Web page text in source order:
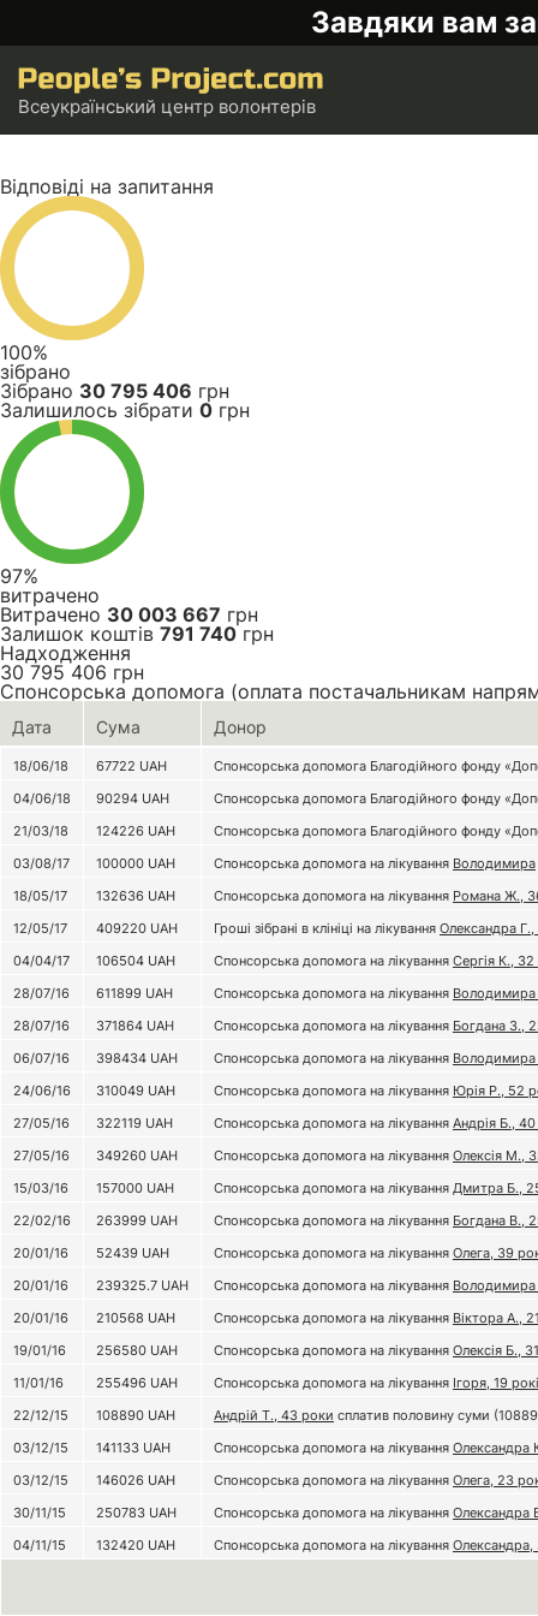
Завдяки вам
Всеукраїнський центр волонтерів
Відповіді на запитання
100%
зібрано
Зібрано 30 795 406 грн
Залишилось зібрати 0 грн
97%
витрачено
Витрачено 30 003 667 грн
Залишок коштів 791 740грн
Надходження
30 795 406 грн
Спонсорська допомога (оплата постачальникам
Дата Сума Донор
18/06/18 67722 UAH Спонсорська допомога Благодійного фонду
04/06/18
90294 UAH Спонсорська допомога Благодійного фонду
21/03/18
124226 UAH Спонсорська допомога Благодійного фонду
03/08/17
100000 UAH Спонсорська допомога на лікування Володимира
18/05/17
132636 UAH Спонсорська допомога на лікування Романа Ж.,
12/05/17
409220 UAH Гроші зібрані в клініці на лікування Олександра Г.,
04/04/17
106504 UAH Спонсорська допомога на лікування Сергія К.,
28/07/16
611899 UAH Спонсорська допомога на лікування Володимира
28/07/16
371864 UAH Спонсорська допомога на лікування Богдана З.,
06/07/16
398434 UAH Спонсорська допомога на лікування Володимира
24/06/16
310049 UAH Спонсорська допомога на лікування Юрія Р., 52
27/05/16
322119 UAH Спонсорська допомога на лікування Андрія Б., 40
27/05/16
349260 UAH Спонсорська допомога на лікування Олексія М.,
15/03/16
157000 UAH Спонсорська допомога на лікування Дмитра Б.,
22/02/16
263999 UAH Спонсорська допомога на лікування Богдана В.,
20/01/16
52439 UAH Спонсорська допомога на лікування Олега, 39
20/01/16
239325.7 UAH Спонсорська допомога на лікування
20/01/16
210568 UAH Спонсорська допомога на лікування Віктора А.,
19/01/16
256580 UAH Спонсорська допомога на лікування Олексія Б.,
11/01/16
255496 UAH Спонсорська допомога на лікування Ігоря, 19
22/12/15
108890 UAH Андрій Т., 43 роки сплатив половину суми
03/12/15
141133 UAH Спонсорська допомога на лікування Олександра
03/12/15
146026 UAH Спонсорська допомога на лікування Олега, 23
30/11/15
250783 UAH Спонсорська допомога на лікування Олександра
04/11/15
132420 UAH Спонсорська допомога на лікування Олександра,